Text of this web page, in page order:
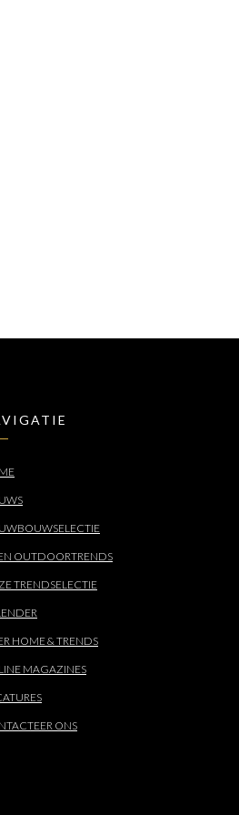
OUTDOORTRENDS
TRENDSELECTIE
HOME & TRENDS
MAGAZINES
ONS